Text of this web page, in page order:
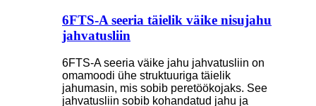
6FTS-A seeria täielik väike nisujahu
jahvatusliin
6FTS-A seeria väike jahu jahvatusliin on
omamoodi ühe struktuuriga täielik
jahumasin, mis sobib peretöökojaks. See
jahvatusliin sobib kohandatud jahu ja